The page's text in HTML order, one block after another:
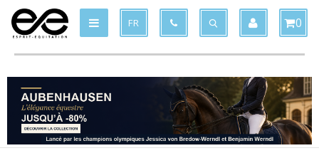
FR 0
Produit ajouté au panier x
Produit supprimé du panier x